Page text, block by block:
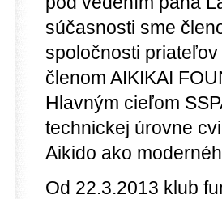
súčasnosti sme
spoločnosti
členom AIKIKAI
Hlavným cieľom
technickej úrovne
Aikido ako
Od 22.3.2013 klub